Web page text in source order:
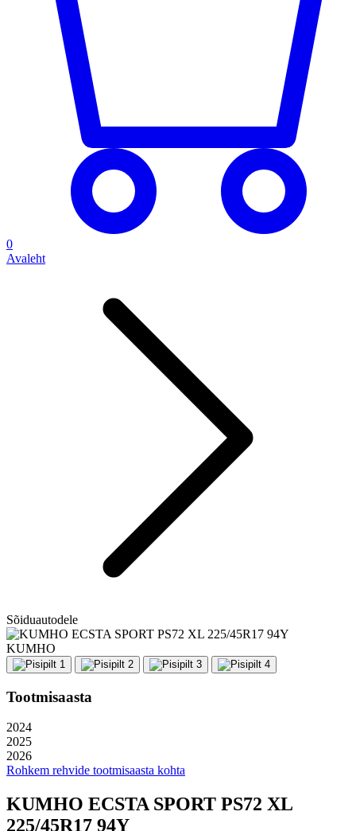
0
Avaleht
Sõiduautodele
KUMHO
Tootmisaasta
2024
2025
2026
Rohkem rehvide tootmisaasta kohta
KUMHO ECSTA SPORT PS72 XL
225/45R17 94Y